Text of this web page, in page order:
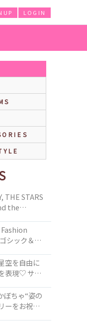
LOGIN
THE STARS
the
Fashion
シック＆ロ
空を自由に
表現♡ サマ
』を記念し
ちゃ“姿の
ーをお祝い